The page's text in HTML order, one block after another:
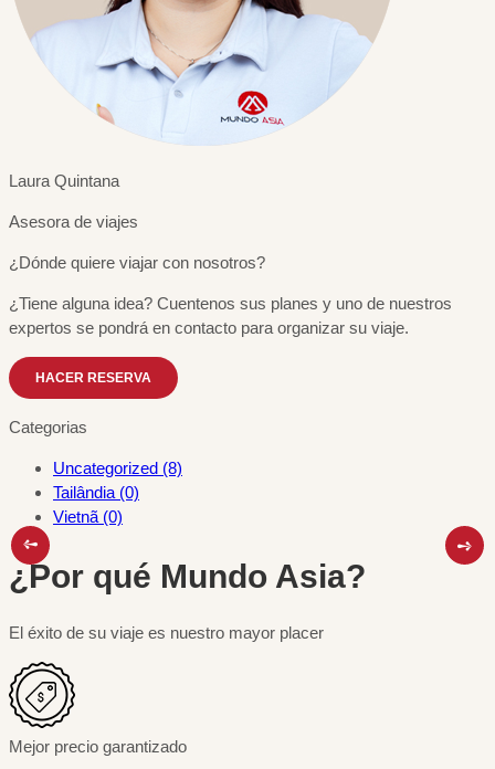
Laura Quintana
Asesora de viajes
¿Dónde quiere viajar con nosotros?
¿Tiene alguna idea? Cuentenos sus planes y uno de nuestros
expertos se pondrá en contacto para organizar su viaje.
HACER RESERVA
Categorias
Uncategorized (8)
Tailândia (0)
Vietnã (0)
¿Por qué Mundo Asia?
El éxito de su viaje es nuestro mayor placer
Mejor precio garantizado